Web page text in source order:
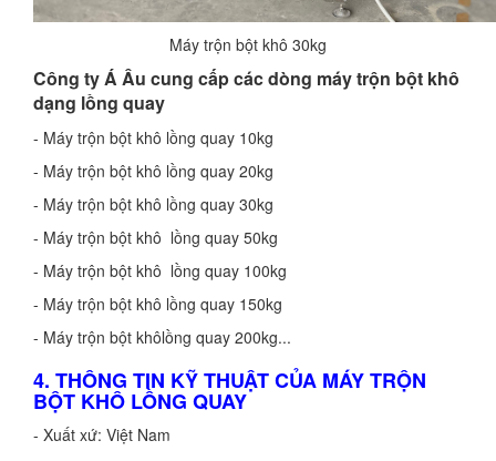
Máy trộn bột khô 30kg
Công ty Á Âu cung cấp các dòng máy trộn bột khô
dạng lồng quay
- Máy trộn bột khô lồng quay 10kg
- Máy trộn bột khô lồng quay 20kg
- Máy trộn bột khô lồng quay 30kg
- Máy trộn bột khô lồng quay 50kg
- Máy trộn bột khô lồng quay 100kg
- Máy trộn bột khô lồng quay 150kg
- Máy trộn bột khôlồng quay 200kg...
4. THÔNG TIN KỸ THUẬT CỦA MÁY TRỘN
BỘT KHÔ LỒNG QUAY
- Xuất xứ: Việt Nam